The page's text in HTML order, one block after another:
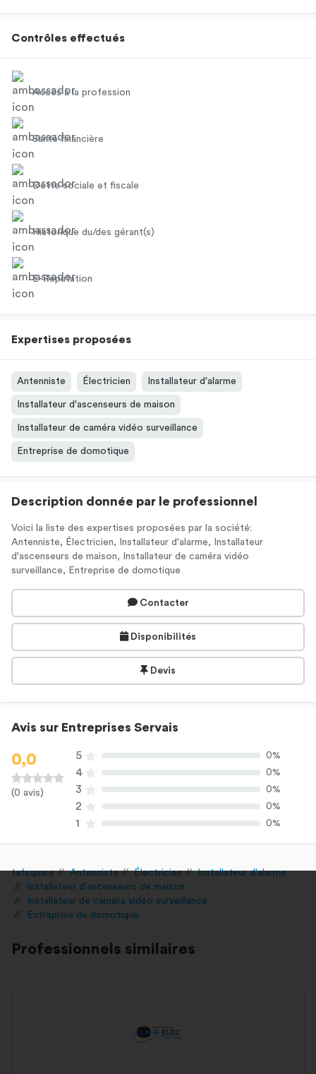
Contrôles effectués
Accès à la profession
Santé financière
Dette sociale et fiscale
Historique du/des gérant(s)
E-Réputation
Expertises proposées
Antenniste Électricien Installateur d'alarme
Installateur d'ascenseurs de maison
Installateur de caméra vidéo surveillance
Entreprise de domotique
Description donnée par le professionnel
Voici la liste des expertises proposées par la société:
Antenniste, Électricien, Installateur d'alarme, Installateur
d'ascenseurs de maison, Installateur de caméra vidéo
surveillance, Entreprise de domotique
Contacter
Disponibilités
Devis
Avis sur Entreprises Servais
0,0
(0 avis)
5 0%
4 0%
3 0%
2 0%
1 0%
tafsquare Antenniste Électricien
Installateur d'alarme
Installateur d'ascenseurs de maison
Installateur de caméra vidéo surveillance
Entreprise de domotique
Professionnels similaires